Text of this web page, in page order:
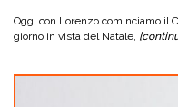
Oggi con Lorenzo cominciamo il
giorno in vista del Natale,